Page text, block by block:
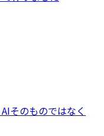
そのものではなく